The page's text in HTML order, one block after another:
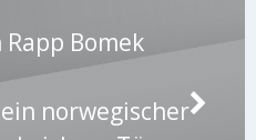
Bomek
norwegischer